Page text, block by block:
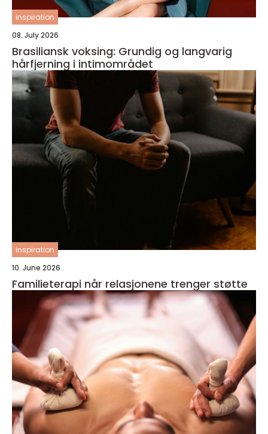
inspiration
08. July 2026
Brasiliansk voksing: Grundig og langvarig
hårfjerning i intimområdet
inspiration
10. June 2026
Familieterapi når relasjonene trenger støtte